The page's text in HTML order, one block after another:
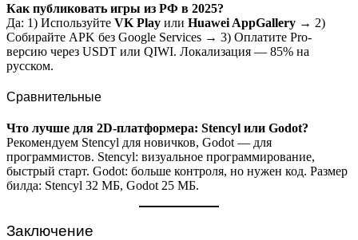
Как публиковать игры из РФ в 2025?
Да: 1) Используйте VK Play или Huawei AppGallery → 2)
Собирайте APK без Google Services → 3) Оплатите Pro-
версию через USDT или QIWI. Локализация — 85% на
русском.
Сравнительные
Что лучше для 2D-платформера: Stencyl или Godot?
Рекомендуем Stencyl для новичков, Godot — для
программистов. Stencyl: визуальное программирование,
быстрый старт. Godot: больше контроля, но нужен код. Размер
билда: Stencyl 32 МБ, Godot 25 МБ.
Заключение